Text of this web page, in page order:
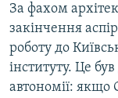
За фахом
закінчення
роботу до
інституту. Це
автономії: якщо